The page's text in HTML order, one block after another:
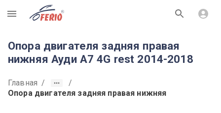
R
Опора двигателя задняя правая
нижняя Ауди А7 4G rest 2014-2018
Главная /
/
Опора двигателя задняя правая нижняя